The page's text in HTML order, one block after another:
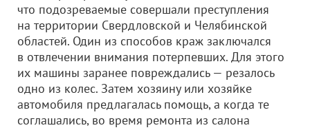
что подозреваемые совершали преступления
на территории Свердловской и Челябинской
областей. Один из способов краж заключался
в отвлечении внимания потерпевших. Для этого
их машины заранее повреждались — резалось
одно из колес. Затем хозяину или хозяйке
автомобиля предлагалась помощь, а когда те
соглашались, во время ремонта из салона